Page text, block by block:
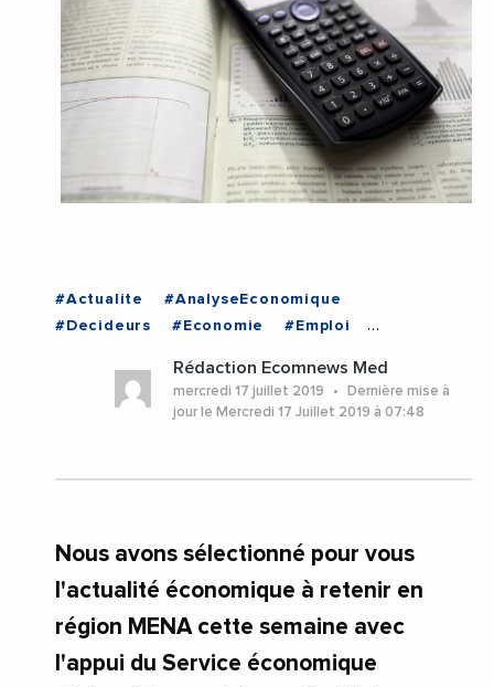
#Actualite
#AnalyseEconomique
#Decideurs
#Economie
#Emploi
#VieDesEntreprises
#LIBAN
Rédaction Ecomnews Med
mercredi 17 juillet 2019
Dernière mise à
jour le Mercredi 17 Juillet 2019 à 07:48
Nous avons sélectionné pour vous
l'actualité économique à retenir en
région MENA cette semaine avec
l'appui du Service économique